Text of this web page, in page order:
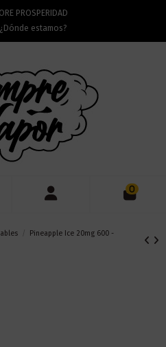
PROSPERIDAD
¿Dónde estamos?
0
Pineapple Ice 20mg 600 -